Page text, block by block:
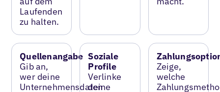
Laufenden
zu halten.
Quellenangabe
Gib an,
wer deine
Unternehmensdaten
Soziale
Profile
Verlinke
deine
Zeige,
welche